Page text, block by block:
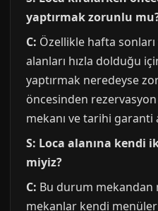
yaptırmak zorunlu
C: Özellikle hafta
alanları hızla dolduğu
yaptırmak neredeyse
öncesinden
mekanı ve tarihi garanti
S: Loca alanına kendi
miyiz?
C: Bu durum mekandan
mekanlar kendi